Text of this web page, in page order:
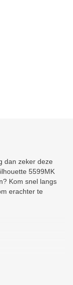
dan zeker deze
5599MK
Kom snel langs
erachter te